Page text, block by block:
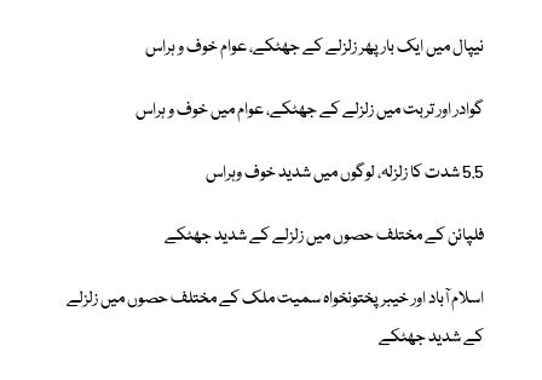
نیپال میں ایک بار پھر زلزلے کے جھٹکے، عوام خوف و ہراس
گوادر اور تربت میں زلزلے کے جھٹکے، عوام میں خوف و ہراس
5.5 شدت کا زلزلہ، لوگوں میں شدید خوف وہراس
فلپائن کے مختلف حصوں میں زلزلے کے شدید جھٹکے
اسلام آباد اور خیبر پختونخواہ سمیت ملک کے مختلف حصوں میں زلزلے
کے شدید جھٹکے